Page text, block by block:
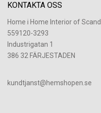
KONTAKTA OSS
Home i Home Interior of
559120-3293
Industrigatan 1
386 32 FÄRJESTADEN
​kundtjanst@hemshopen.se